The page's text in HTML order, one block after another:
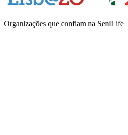
Organizações que confiam na SeniLife